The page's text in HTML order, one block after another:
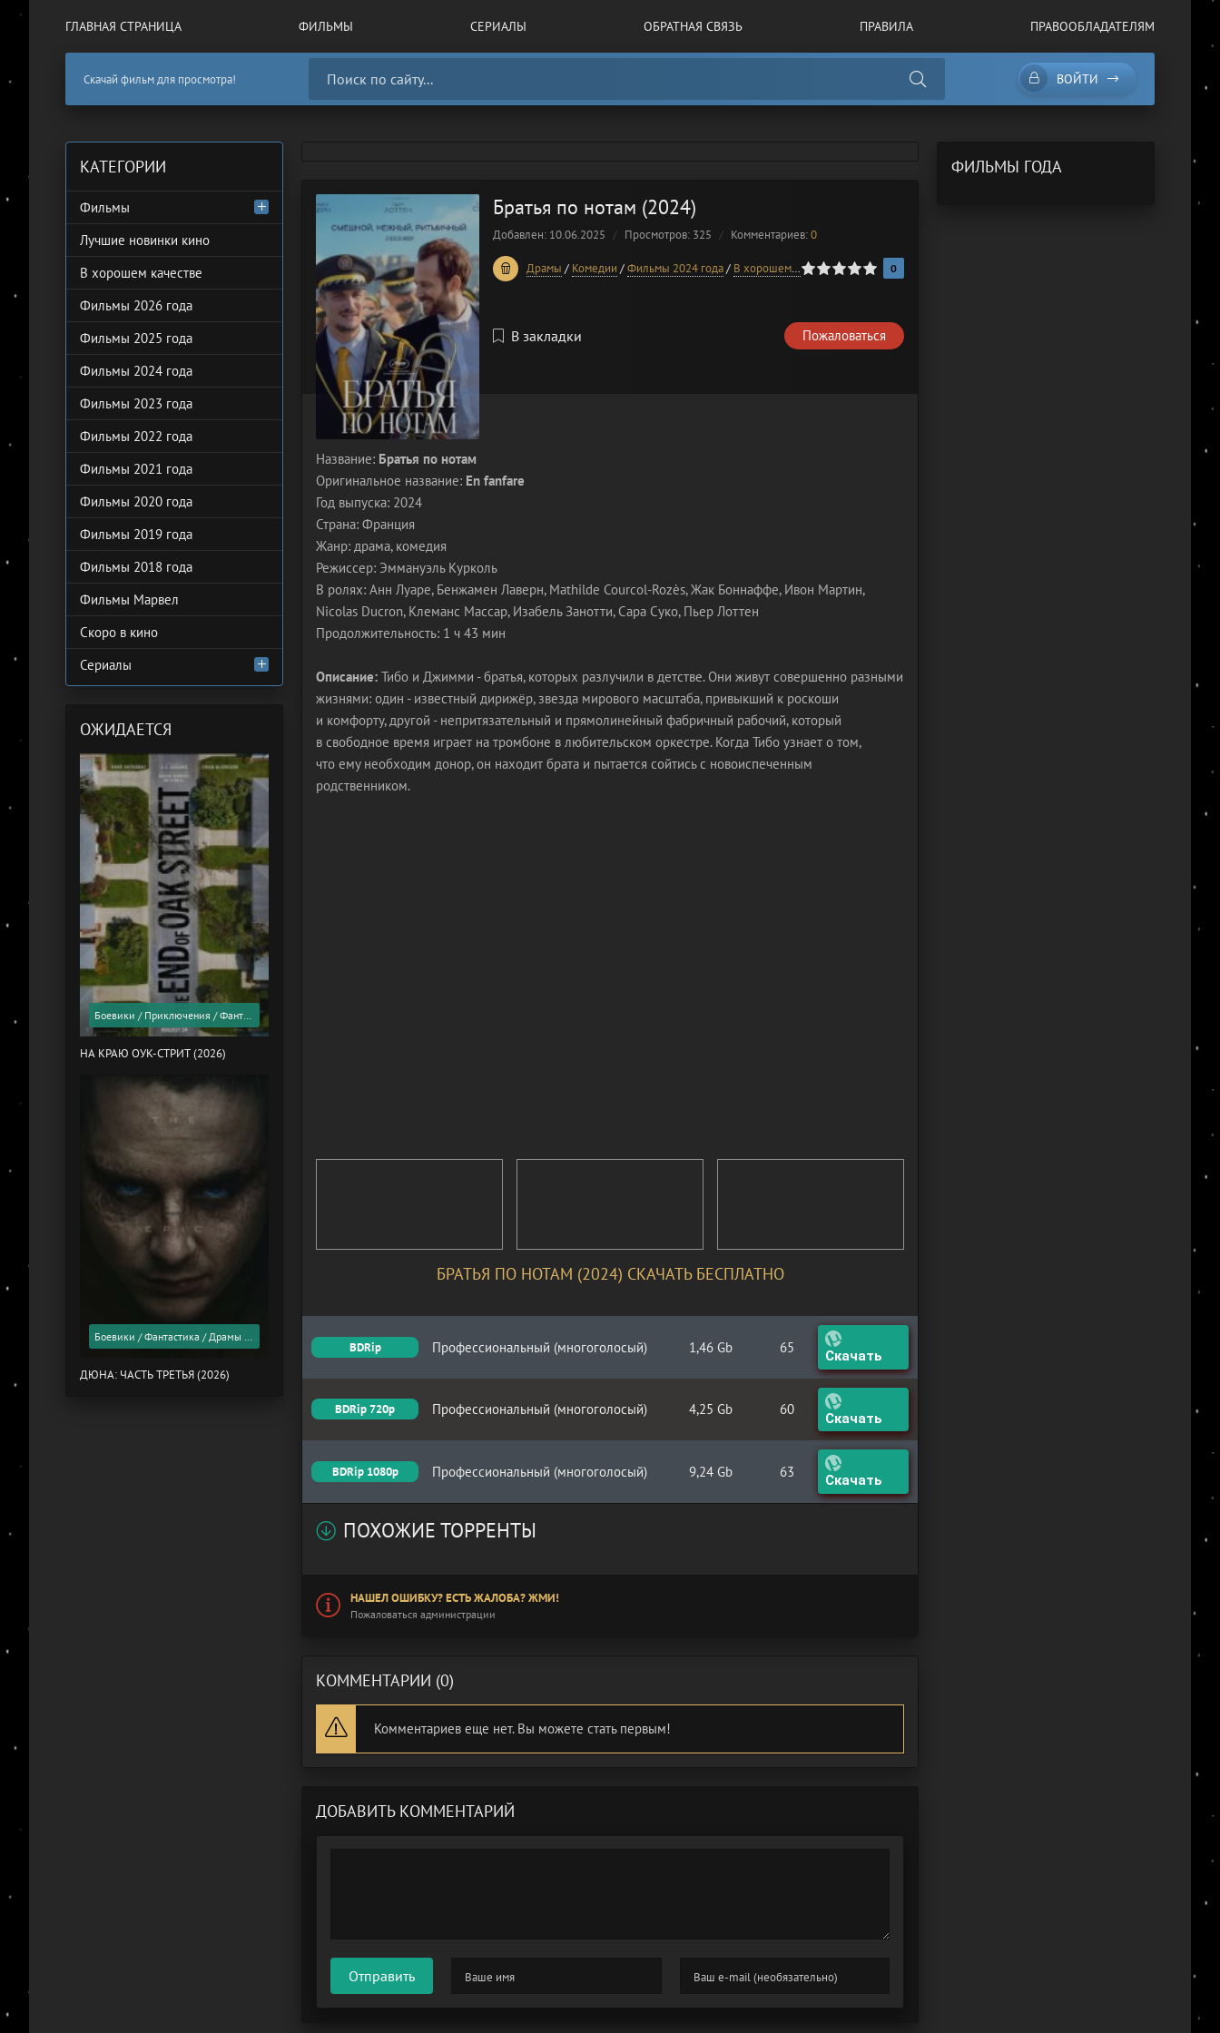
ГЛАВНАЯ СТРАНИЦА ФИЛЬМЫ СЕРИАЛЫ ОБРАТНАЯ СВЯЗЬ ПРАВИЛА ПРАВООБЛАДАТЕЛЯМ
Скачай фильм для просмотра! ВОЙТИ
Братья по нотам (2024)
Добавлен: 10.06.2025 Просмотров: 325 Комментариев:0
Драмы / Комедии /Фильмы 2024 года/ В хорошем качестве
0 1 2 3 4 5 0
В закладки Пожаловаться
Название: Братья по нотам
Оригинальное название: En fanfare
Год выпуска: 2024
Страна: Франция
Жанр: драма, комедия
Режиссер: Эммануэль Курколь
В ролях: Анн Луаре, Бенжамен Лаверн, Mathilde Courcol-Rozès, Жак Боннаффе, Ивон Мартин,
Nicolas Ducron, Клеманс Массар, Изабель Занотти, Сара Суко, Пьер Лоттен
Продолжительность: 1 ч 43 мин
Описание: Тибо и Джимми - братья, которых разлучили в детстве. Они живут совершенно разными
жизнями: один - известный дирижёр, звезда мирового масштаба, привыкший к роскоши
и комфорту, другой - непритязательный и прямолинейный фабричный рабочий, который
в свободное время играет на тромбоне в любительском оркестре. Когда Тибо узнает о том,
что ему необходим донор, он находит брата и пытается сойтись с новоиспеченным
родственником.
БРАТЬЯ ПО НОТАМ (2024) СКАЧАТЬ БЕСПЛАТНО
BDRip Профессиональный (многоголосый) 1,46 Gb 65 Скачать
BDRip 720p Профессиональный (многоголосый) 4,25 Gb 60 Скачать
BDRip 1080p Профессиональный (многоголосый) 9,24 Gb 63 Скачать
ПОХОЖИЕ ТОРРЕНТЫ
НАШЕЛ ОШИБКУ? ЕСТЬ ЖАЛОБА? ЖМИ!
Пожаловаться администрации
КОММЕНТАРИИ (0)
Комментариев еще нет. Вы можете стать первым!
ДОБАВИТЬ КОММЕНТАРИЙ
Отправить
КАТЕГОРИИ
Фильмы
Лучшие новинки кино
В хорошем качестве
Фильмы 2026 года
Фильмы 2025 года
Фильмы 2024 года
Фильмы 2023 года
Фильмы 2022 года
Фильмы 2021 года
Фильмы 2020 года
Фильмы 2019 года
Фильмы 2018 года
Фильмы Марвел
Скоро в кино
Сериалы
ОЖИДАЕТСЯ
Боевики / Приключения / Фантастика / Фильмы 2026 года / Скоро в кино
НА КРАЮ ОУК-СТРИТ (2026)
Боевики / Фантастика / Драмы / Фильмы 2026 года / Скоро в кино
ДЮНА: ЧАСТЬ ТРЕТЬЯ (2026)
ФИЛЬМЫ ГОДА